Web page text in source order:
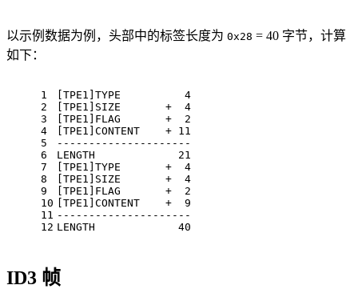
以示例数据为例，头部中的标签长度为 0x28 = 40 字节，计算
如下：
1
2
3
4
5
6
7
8
9
10
11
12
[TPE1]TYPE          4
[TPE1]SIZE       +  4
[TPE1]FLAG       +  2
[TPE1]CONTENT    + 11
---------------------
LENGTH             21
[TPE1]TYPE       +  4
[TPE1]SIZE       +  4
[TPE1]FLAG       +  2
[TPE1]CONTENT    +  9
---------------------
LENGTH             40
ID3 帧